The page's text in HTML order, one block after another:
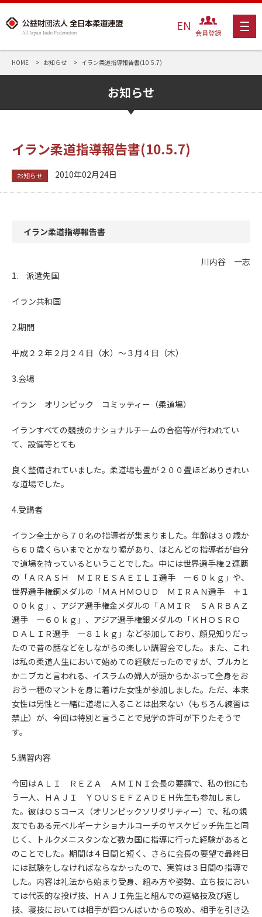
EN 会員登録
HOME お知らせ イラン柔道指導報告書(10.5.7)
お知らせ
イラン柔道指導報告書(10.5.7)
お知らせ 2010年02月24日
イラン柔道指導報告書
川内谷 一志
1. 派遣先国
イラン共和国
2.期間
平成２２年２月２４日（水）～３月４日（木）
3.会場
イラン オリンピック コミッティー（柔道場）
イランすべての競技のナショナルチームの合宿等が行われてい
て、設備等とても
良く整備されていました。柔道場も畳が２００畳ほどありきれい
な道場でした。
4.受講者
イラン全土から７０名の指導者が集まりました。年齢は３０歳か
ら６０歳くらいまでとかなり幅があり、ほとんどの指導者が自分
で道場を持っているということでした。中には世界選手権２連覇
の「ＡＲＡＳＨ ＭＩＲＥＳＡＥＩＬＩ選手 ―６０ｋｇ」や、
世界選手権銅メダルの「ＭＡＨＭＯＵＤ ＭＩＲＡＮ選手 ＋１
００ｋｇ」、アジア選手権金メダルの「ＡＭＩＲ ＳＡＲＢＡＺ
選手 ―６０ｋｇ」、アジア選手権銀メダルの「ＫＨＯＳＲＯ
ＤＡＬＩＲ選手 ―８１ｋｇ」など参加しており、顔見知りだっ
たので昔の話などをしながらの楽しい講習会でした。また、これ
は私の柔道人生において始めての経験だったのですが、ブルカと
かニブカと言われる、イスラムの婦人が頭からかぶって全身をお
おう一種のマントを身に着けた女性が参加しました。ただ、本来
女性は男性と一緒に道場に入ることは出来ない（もちろん練習は
禁止）が、今回は特別と言うことで見学の許可が下りたそうで
す。
5.講習内容
今回はＡＬＩ ＲＥＺＡ ＡＭＩＮＩ会長の要請で、私の他にも
う一人、ＨＡＪＩ ＹＯＵＳＥＦＺＡＤＥＨ先生も参加しまし
た。彼はＯＳコース（オリンピックソリダリティー）で、私の親
友でもある元ベルギーナショナルコーチのヤスケビッチ先生と同
じく、トルクメニスタンなど数カ国に指導に行った経験があると
のことでした。期間は４日間と短く、さらに会長の要望で最終日
には試験をしなければならなかったので、実質は３日間の指導で
した。内容は礼法から始まり受身、組み方や姿勢、立ち技におい
ては代表的な投げ技、ＨＡＪＩ先生と組んでの連絡技及び返し
技、寝技においては相手が四つんばいからの攻め、相手を引き込